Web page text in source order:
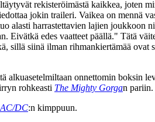
rekisteröimästä kaikkea, joten
jokin traileri. Vaikea on mennä
alasti harrastettavien lajien joukkoon
Eivätkä edes vaatteet päällä." Tätä
sillä siinä ilman rihmankiertämää ovat
alkuasetelmiltaan onnettomin boksin
rohkeasti The Mighty Gorgan pariin.
DC:n kimppuun.